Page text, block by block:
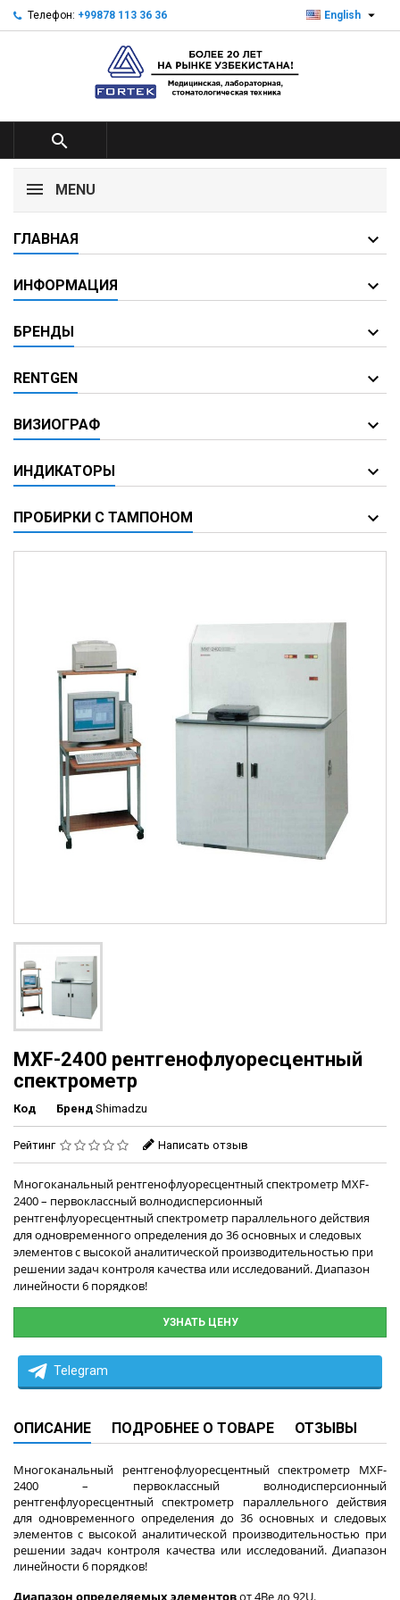
Телефон: +99878 113 36 36 English 

MENU
ГЛАВНАЯ
ИНФОРМАЦИЯ
БРЕНДЫ
RENTGEN
ВИЗИОГРАФ
ИНДИКАТОРЫ
ПРОБИРКИ С ТАМПОНОМ
MXF-2400 рентгенофлуоресцентный
спектрометр
Код Бренд Shimadzu
Рейтинг Написать отзыв
Многоканальный рентгенофлуоресцентный спектрометр MXF-
2400 – первоклассный волнодисперсионный
рентгенфлуоресцентный спектрометр параллельного действия
для одновременного определения до 36 основных и следовых
элементов с высокой аналитической производительностью при
решении задач контроля качества или исследований. Диапазон
линейности 6 порядков!
УЗНАТЬ ЦЕНУ
Telegram
ОПИСАНИЕ ПОДРОБНЕЕ О ТОВАРЕ ОТЗЫВЫ
Многоканальный рентгенофлуоресцентный спектрометр MXF-
2400 – первоклассный волнодисперсионный
рентгенфлуоресцентный спектрометр параллельного действия
для одновременного определения до 36 основных и следовых
элементов с высокой аналитической производительностью при
решении задач контроля качества или исследований. Диапазон
линейности 6 порядков!
Диапазон определяемых элементовот 4Be до 92U.